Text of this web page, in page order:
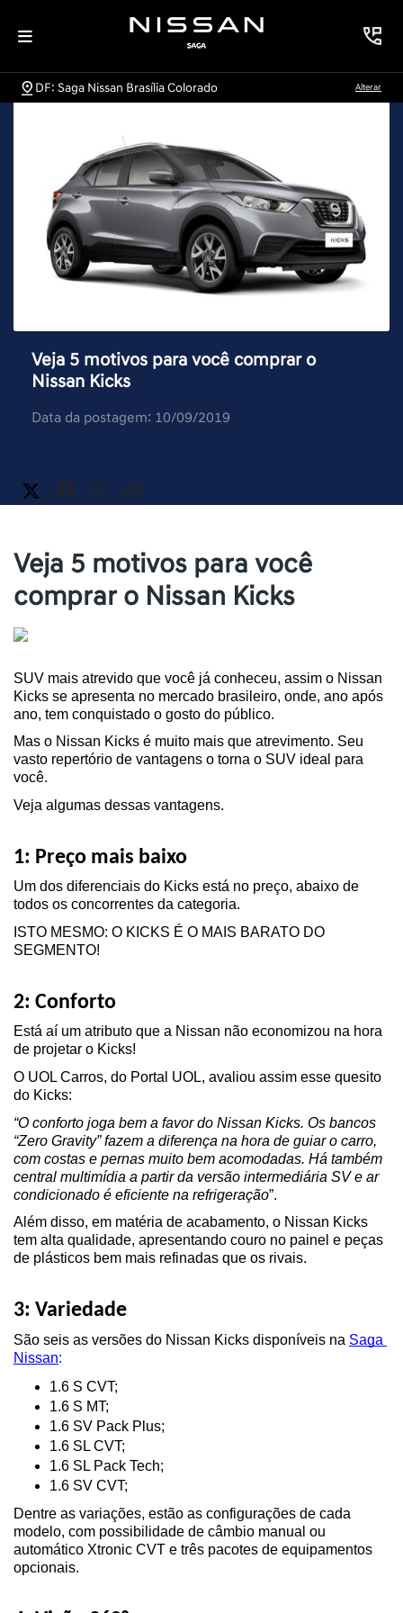
DF: Saga Nissan Brasília Colorado Alterar
Veja 5 motivos para você comprar o
Nissan Kicks
Data da postagem: 10/09/2019
Veja 5 motivos para você
comprar o Nissan Kicks
SUV mais atrevido que você já conheceu, assim o Nissan
Kicks se apresenta no mercado brasileiro, onde, ano após
ano, tem conquistado o gosto do público.
Mas o Nissan Kicks é muito mais que atrevimento. Seu
vasto repertório de vantagens o torna o SUV ideal para
você.
Veja algumas dessas vantagens.
1: Preço mais baixo
Um dos diferenciais do Kicks está no preço, abaixo de
todos os concorrentes da categoria.
ISTO MESMO: O KICKS É O MAIS BARATO DO
SEGMENTO!
2: Conforto
Está aí um atributo que a Nissan não economizou na hora
de projetar o Kicks!
O UOL Carros, do Portal UOL, avaliou assim esse quesito
do Kicks:
“O conforto joga bem a favor do Nissan Kicks. Os bancos
“Zero Gravity” fazem a diferença na hora de guiar o carro,
com costas e pernas muito bem acomodadas. Há também
central multimídia a partir da versão intermediária SV e ar
condicionado é eficiente na refrigeração”.
Além disso, em matéria de acabamento, o Nissan Kicks
tem alta qualidade, apresentando couro no painel e peças
de plásticos bem mais refinadas que os rivais.
3: Variedade
São seis as versões do Nissan Kicks disponíveis na Saga
Nissan:
1.6 S CVT;
1.6 S MT;
1.6 SV Pack Plus;
1.6 SL CVT;
1.6 SL Pack Tech;
1.6 SV CVT;
Dentre as variações, estão as configurações de cada
modelo, com possibilidade de câmbio manual ou
automático Xtronic CVT e três pacotes de equipamentos
opcionais.